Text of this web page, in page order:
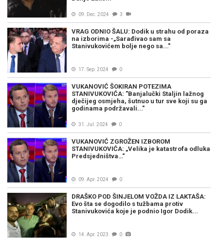
09. Dec. 2024 3
VRAG ODNIO ŠALU: Dodik u strahu od poraza
na izborima -„Sarađivao sam sa
Stanivukovićem bolje nego sa..."
17. Sep. 2024 0
VUKANOVIĆ ŠOKIRAN POTEZIMA
STANIVUKOVIĆA: "Banjalučki Staljin lažnog
dječijeg osmjeha, šutnuo u tur sve koji su ga
godinama podržavali..."
31. Jul. 2024 0
VUKANOVIĆ ZGROŽEN IZBOROM
STANIVUKOVIĆA: „Velika je katastrofa odluka
Predsjedništva…“
09. Apr. 2024 0
DRAŠKO POD ŠINJELOM VOŽDA IZ LAKTAŠA:
Evo šta se dogodilo s tužbama protiv
Stanivukovića koje je podnio Igor Dodik...
14. Apr. 2023 0